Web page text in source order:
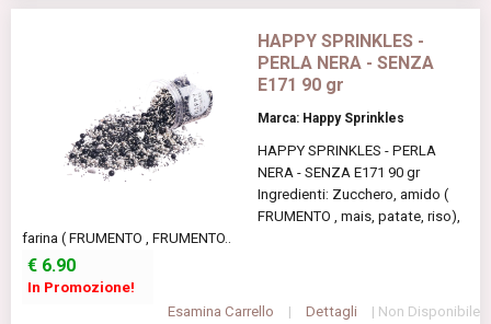
HAPPY SPRINKLES -
PERLA NERA - SENZA
E171 90 gr
Marca: Happy Sprinkles
HAPPY SPRINKLES - PERLA
NERA - SENZA E171 90 gr
Ingredienti: Zucchero, amido (
FRUMENTO , mais, patate, riso),
farina ( FRUMENTO , FRUMENTO..
€ 6.90
In Promozione!
Esamina Carrello
| Dettagli | Non Disponibile